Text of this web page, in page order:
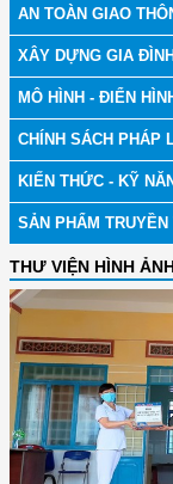
AN TOÀN GIAO
XÂY DỰNG GIA
MÔ HÌNH - ĐIỂN
CHÍNH SÁCH PHÁP
KIẾN THỨC - KỸ
SẢN PHẨM TRUYỀN
THƯ VIỆN HÌNH